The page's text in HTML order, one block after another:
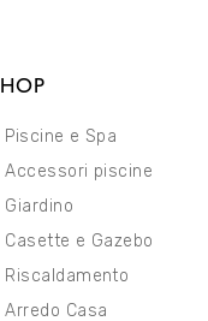
Piscine e Spa
Accessori piscine
Giardino
Casette e Gazebo
Riscaldamento
Arredo Casa